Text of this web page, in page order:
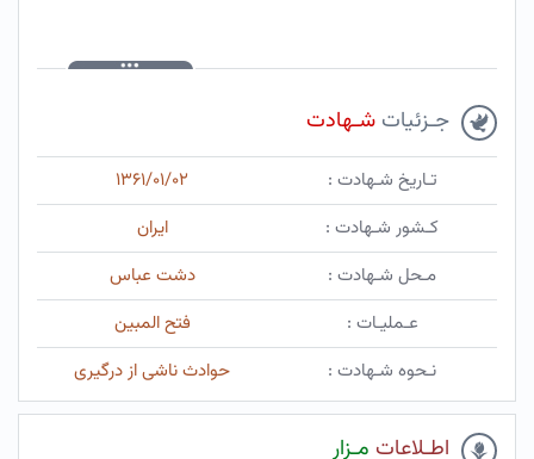
جـزئیات شـهادت
تـاریخ شـهادت :
۱۳۶۱/۰۱/۰۲
کـشور شـهادت :
ایران
مـحل شـهادت :
دشت عباس
عـملیـات :
فتح المبین
نـحوه شـهادت :
حوادث ناشی از درگیری
اطـلاعات مـزار